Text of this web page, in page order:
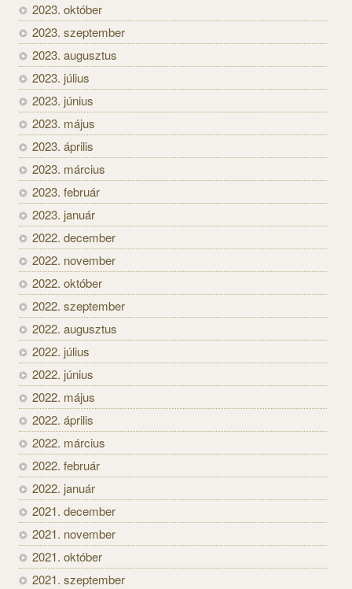
2023. október
2023. szeptember
2023. augusztus
2023. július
2023. június
2023. május
2023. április
2023. március
2023. február
2023. január
2022. december
2022. november
2022. október
2022. szeptember
2022. augusztus
2022. július
2022. június
2022. május
2022. április
2022. március
2022. február
2022. január
2021. december
2021. november
2021. október
2021. szeptember